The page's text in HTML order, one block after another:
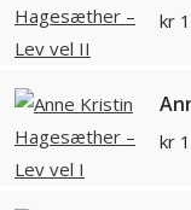
kr
kr